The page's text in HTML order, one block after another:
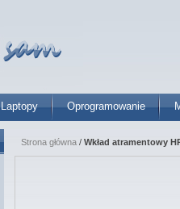
Laptopy Oprogramowanie
Strona główna / Wkład atramentowy